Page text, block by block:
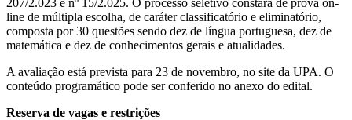
line de múltipla escolha, de caráter classificatório e eliminatório,
composta por 30 questões sendo dez de língua portuguesa, dez de
matemática e dez de conhecimentos gerais e atualidades.
A avaliação está prevista para 23 de novembro, no site da UPA. O
conteúdo programático pode ser conferido no anexo do edital.
Reserva de vagas e restrições